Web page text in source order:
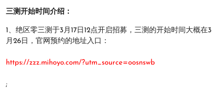
三测开始时间介绍：
1、绝区零三测于3月17日12点开启招募，三测的开始时间大概在3
月26日，官网预约的地址入口：
https://zzz.mihoyo.com/?utm_source=oosnswb
;